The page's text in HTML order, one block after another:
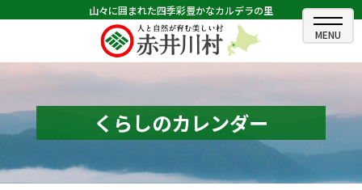
山々に囲まれた四季彩豊かなカルデラの里
ホーム
むらのできごと
むらのプロフィール
くらしの情報
くらしのカレンダー